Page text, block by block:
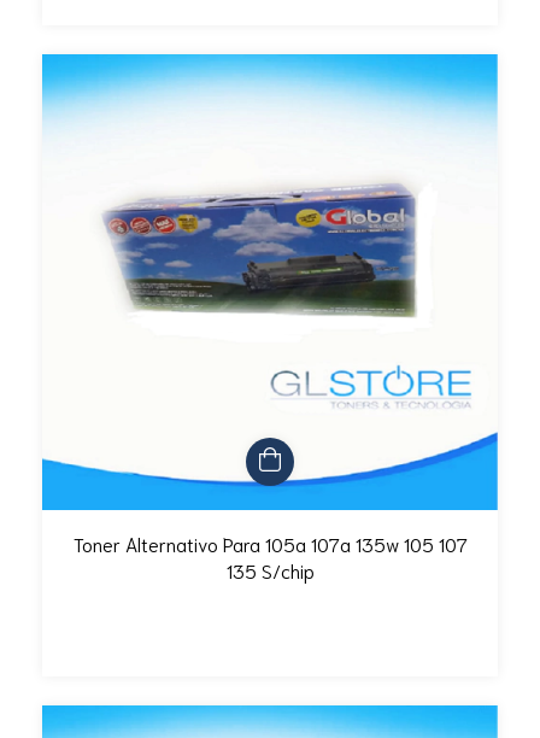
Toner Alternativo Para 105a 107a 135w 105 107
135 S/chip